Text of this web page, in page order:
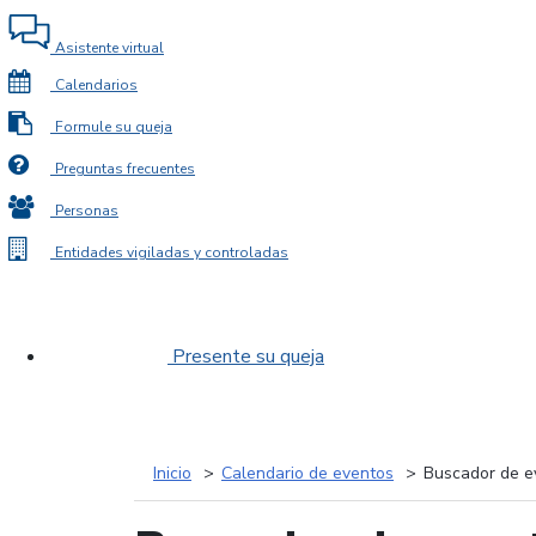
Asistente virtual
Calendarios
Formule su queja
Preguntas frecuentes
Personas
Entidades vigiladas y controladas
Presente su queja
Inicio Calendario de eventos Buscador de